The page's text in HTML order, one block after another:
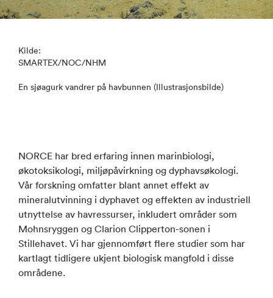
Kilde:
SMARTEX/NOC/NHM
En sjøagurk vandrer på havbunnen (Illustrasjonsbilde)
NORCE har bred erfaring innen marinbiologi,
økotoksikologi, miljøpåvirkning og dyphavsøkologi.
Vår forskning omfatter blant annet effekt av
mineralutvinning i dyphavet og effekten av industriell
utnyttelse av havressurser, inkludert områder som
Mohnsryggen og Clarion Clipperton-sonen i
Stillehavet. Vi har gjennomført flere studier som har
kartlagt tidligere ukjent biologisk mangfold i disse
områdene.